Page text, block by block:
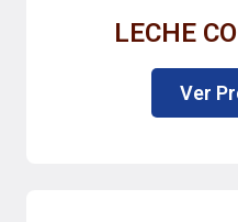
LECHE
Ver